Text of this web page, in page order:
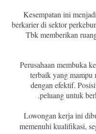
Kesempatan ini
berkarier di sektor
Tbk memberikan
Perusahaan membuka
terbaik yang mampu
dengan efektif.
peluang untuk
Lowongan kerja ini
memenuhi kualifikasi,